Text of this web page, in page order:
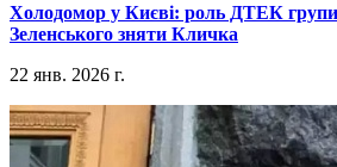
​Холодомор у Києві: роль ДТЕК
Зеленського зняти Кличка
22 янв. 2026 г.